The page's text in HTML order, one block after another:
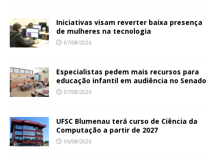
Iniciativas visam reverter baixa presença
de mulheres na tecnologia
07/08/2026
Especialistas pedem mais recursos para
educação infantil em audiência no Senado
07/08/2026
UFSC Blumenau terá curso de Ciência da
Computação a partir de 2027
06/08/2026